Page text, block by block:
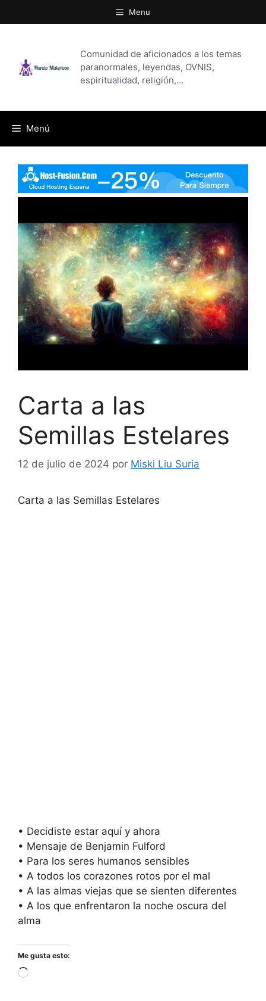
al
Menu
Comunidad de aficionados a los temas
paranormales, leyendas, OVNIS,
espiritualidad, religión,…
Menú
Carta a las
Semillas Estelares
12 de julio de 2024 por Miski Liu Suria
Carta a las Semillas Estelares
• Decidiste estar aquí y ahora
• Mensaje de Benjamin Fulford
• Para los seres humanos sensibles
• A todos los corazones rotos por el mal
• A las almas viejas que se sienten diferentes
• A los que enfrentaron la noche oscura del
alma
Me gusta esto:
Cargando...